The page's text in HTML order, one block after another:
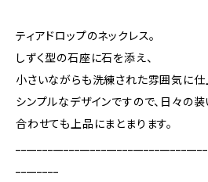
ティアドロップのネックレス。
しずく型の石座に石を添え、
小さいながらも洗練された雰囲気に仕
シンプルなデザインですので、日々の装
合わせても上品にまとまります。